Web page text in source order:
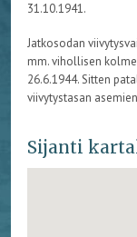
31.10.1941.
Jatkosodan
mm. vihollisen
26.6.1944. Sitten
viivytystasan
Sijanti